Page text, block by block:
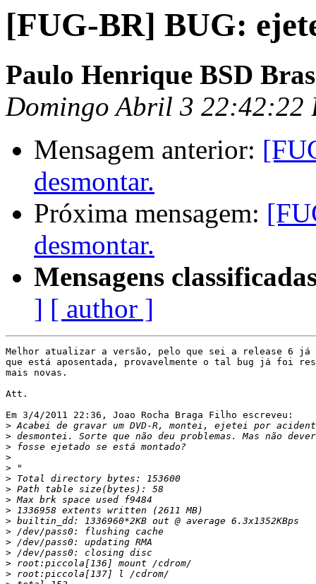
[FUG-BR] BUG:
Paulo Henrique BSD
Domingo Abril 3 22:42:22
Mensagem anterior:
desmontar.
Próxima mensagem:
desmontar.
Mensagens
] [ author ]
Melhor atualizar a versão, pelo que sei a release 6 já
que está aposentada, provavelmente o tal bug já foi
mais novas.
Att.
Em 3/4/2011 22:36, Joao Rocha Braga Filho escreveu:
>
>
>
>
>
>
>
>
>
>
>
>
>
>
>